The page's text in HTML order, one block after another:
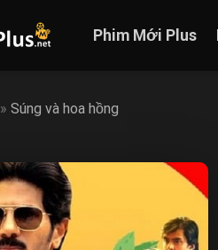
Phim Mới Plus
» Súng và hoa hồng